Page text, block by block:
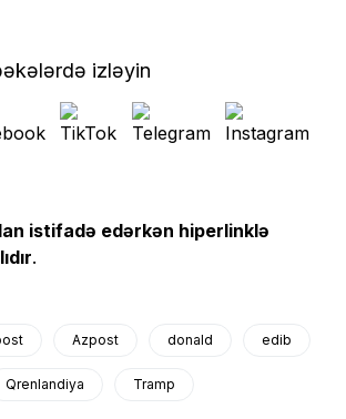
izləyin
istifadə edərkən hiperlinklə
.
Azpost donald edib
Qrenlandiya Tramp